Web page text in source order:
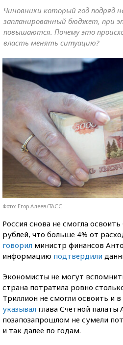
Чиновники который год подряд
запланированный бюджет, при
повышаются. Почему это
власть менять ситуацию?
Фото: Егор Алеев/ТАСС
Россия снова не смогла
рублей, что больше 4% от
говорил министр финансов
информацию подтвердили
Экономисты не могут
страна потратила ровно
Триллион не смогли освоить и
указывал глава Счетной палаты
позапозапрошлом не сумели
и так далее по годам.